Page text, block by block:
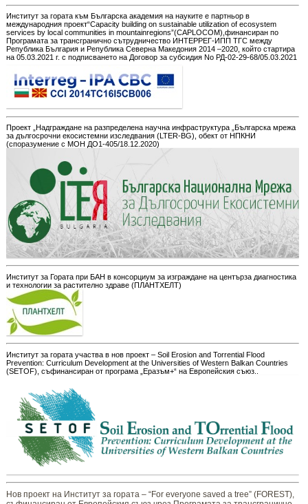
Институт за гората към Българска академия на науките е партньор в
международния проект“Capacity building on sustainable utilization of ecosystem
services by local communities in mountainregions”(CAPLOCOM),финансиран по
Програмата за трансгранично сътрудничество ИНТЕРРЕГ-ИПП ТГС между
Република България и Република Северна Македония 2014 –2020, който стартира
на 05.03.2021 г. с подписването на Договор за субсидия No РД-02-29-68/05.03.2021
Проект „Надграждане на разпределена научна инфраструктура „Българска мрежа
за дългосрочни екосистемни изследвания (LTER-BG), обект от НПКНИ
(споразумение с МОН ДО1-405/18.12.2020)
Институт за Гората при БАН в консорциум за изграждане на центърза диагностика
и технологии за растително здраве (ПЛАНТХЕЛТ)
Институт за гората участва в нов проект – Soil Erosion and Torrential Flood
Prevention: Curriculum Development at the Universities of Western Balkan Countries
(SETOF), съфинансиран от програма „Еразъм+“ на Европейския съюз..
Нов проект на Институт за гората – “For everyone saved a tree” (FOREST),